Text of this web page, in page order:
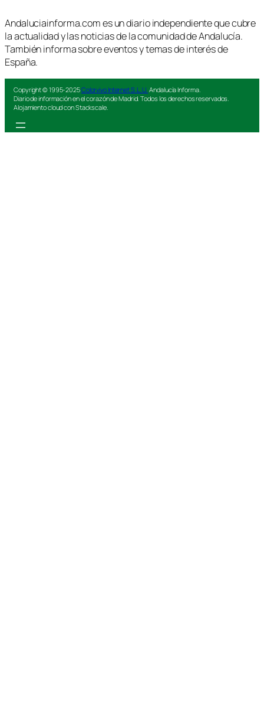
Andaluciainforma.com es un diario independiente que cubre
la actualidad y las noticias de la comunidad de Andalucía.
También informa sobre eventos y temas de interés de
España.
Copyright © 1995-2025Colorvivo Internet S.L.U. Andalucía Informa.
Diario de información en el corazón de Madrid. Todos los derechos reservados.
Alojamiento cloud con Stackscale.